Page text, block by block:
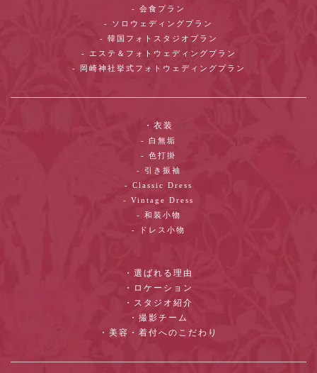
- 会食プラン
- ソロウェディングプラン
- 韓国フォトスタジオプラン
- エステ＆フォトウェディングプラン
- 岡崎神社挙式フォトウェディングプラン
・衣装
- 白無垢
- 色打掛
- 引き振袖
- Classic Dress
- Vintage Dress
- 和装小物
- ドレス小物
・選ばれる理由
・ロケーション
・スタジオ紹介
・撮影チーム
・美容・着付へのこだわり